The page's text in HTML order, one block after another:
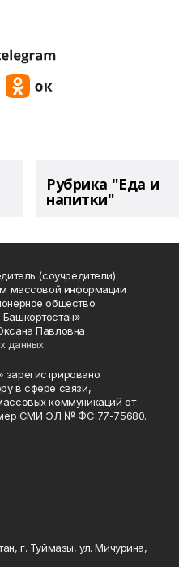
Рубрика "Еда и
напитки"
(соучредители):
массовой информации
общество
Павловна
данных
в сфере связи,
коммуникаций от
СМИ ЭЛ № ФС 77-75680.
г. Туймазы, ул. Мичурина,